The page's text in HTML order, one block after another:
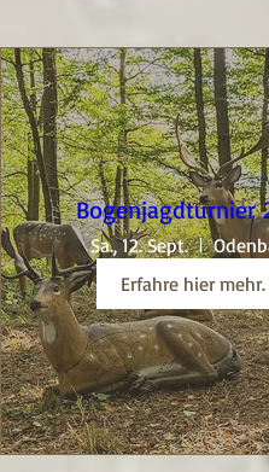
Bogenjagdturnier
Sa., 12. Sept.
Erfahre hier mehr.